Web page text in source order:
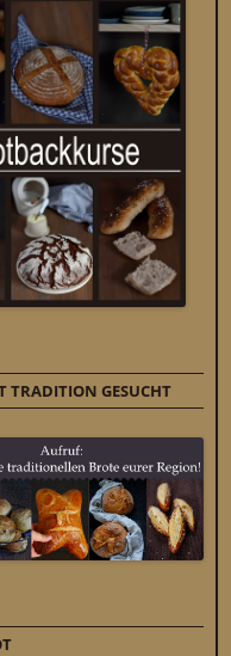
TRADITION GESUCHT